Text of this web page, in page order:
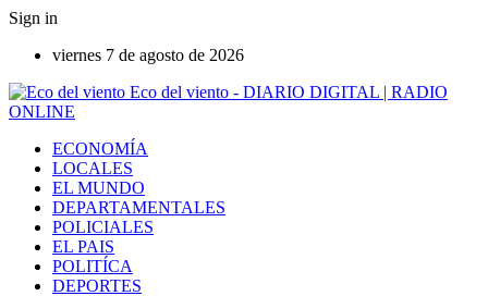
Sign in
viernes 7 de agosto de 2026
Eco del viento - DIARIO DIGITAL | RADIO
ONLINE
ECONOMÍA
LOCALES
EL MUNDO
DEPARTAMENTALES
POLICIALES
EL PAIS
POLITÍCA
DEPORTES